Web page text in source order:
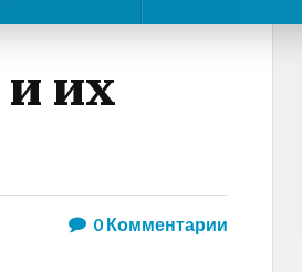
и их
0Комментарии